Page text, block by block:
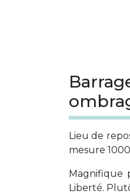
Lieu de
mesure
Magnifique
Liberté.